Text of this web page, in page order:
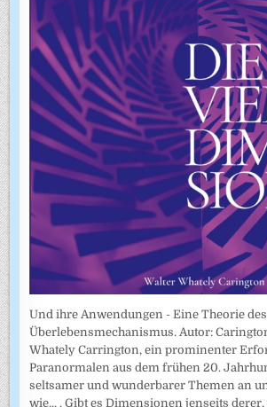
Und ihre Anwendungen - Eine Theorie des
Überlebensmechanismus. Autor:
Whately Carrington, ein prominenter
Paranormalen aus dem frühen 20.
seltsamer und wunderbarer Themen an
wie... . Gibt es Dimensionen jenseits